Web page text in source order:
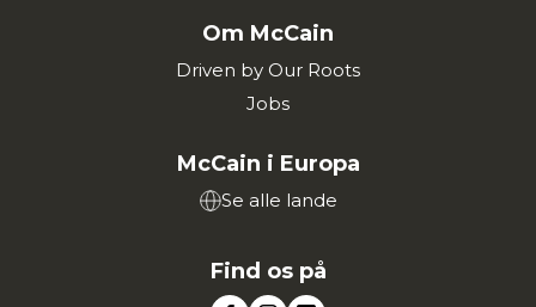
Om McCain
Driven by Our Roots
Jobs
McCain i Europa
Se alle lande
Find os på